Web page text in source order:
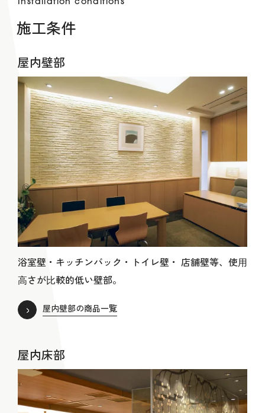
Installation conditions
施工条件
屋内壁部
浴室壁・キッチンバック・トイレ壁・ 店舗壁等、使⽤
⾼さが⽐較的低い壁部。
屋内壁部の商品一覧
屋内床部